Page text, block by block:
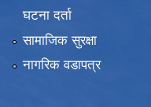
घटना दर्ता
सामाजिक सुरक्षा
नागरिक वडापत्र